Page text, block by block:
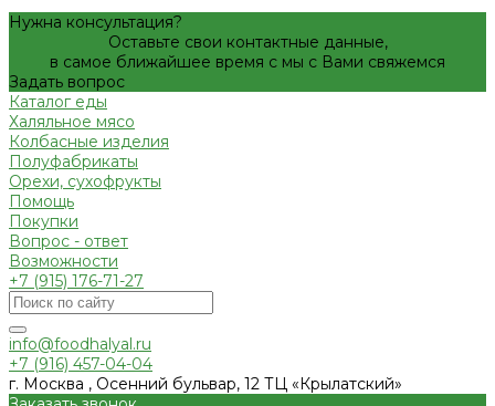
Нужна консультация?
Оставьте свои контактные данные,
в самое ближайшее время с мы с Вами свяжемся
Задать вопрос
Каталог еды
Халяльное мясо
Колбасные изделия
Полуфабрикаты
Орехи, сухофрукты
Помощь
Покупки
Вопрос - ответ
Возможности
+7 (915) 176-71-27
info@foodhalyal.ru
+7 (916) 457-04-04
г. Москва , Осенний бульвар, 12 ТЦ «Крылатский»